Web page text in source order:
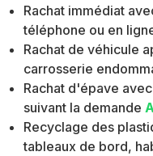
Rachat immédiat
téléphone ou en
Rachat de véhicule
carrosserie
Rachat d'épave
suivant la demande
Recyclage des
tableaux de bord,